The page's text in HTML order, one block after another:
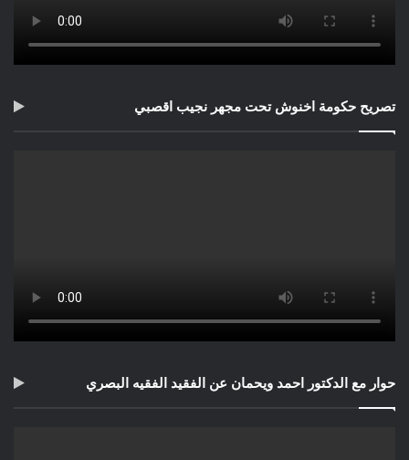
تصريح حكومة اخنوش تحت مجهر نجيب اقصبي
حوار مع الدكتور احمد ويحمان عن الفقيد الفقيه البصري